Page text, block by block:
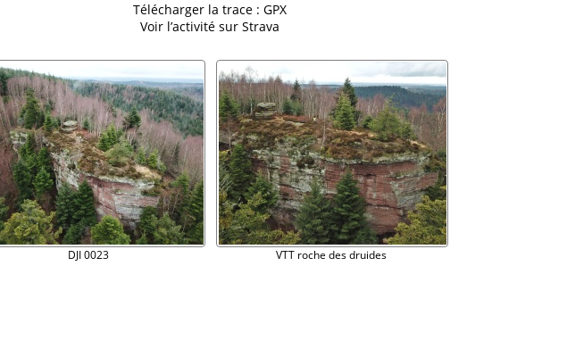
Télécharger la trace : GPX
Voir l’activité sur Strava
DJI 0023 VTT roche des druides